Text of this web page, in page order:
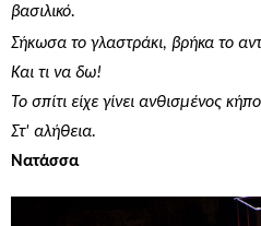
βασιλικό.
Σήκωσα το γλαστράκι, βρήκα το
Και τι να δω!
Το σπίτι είχε γίνει ανθισμένος
Στ' αλήθεια.
Νατάσσα